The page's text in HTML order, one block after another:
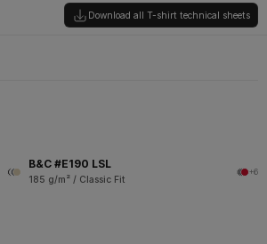
Download all T-shirt technical sheets
B&C #E190 LSL
185 g/m² / Classic Fit
+6